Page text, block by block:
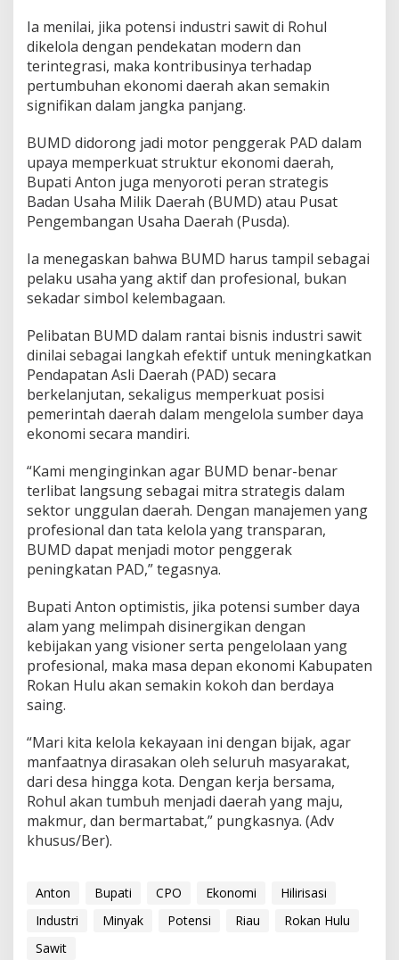
Ia menilai, jika potensi industri sawit di Rohul
dikelola dengan pendekatan modern dan
terintegrasi, maka kontribusinya terhadap
pertumbuhan ekonomi daerah akan semakin
signifikan dalam jangka panjang.
BUMD didorong jadi motor penggerak PAD dalam
upaya memperkuat struktur ekonomi daerah,
Bupati Anton juga menyoroti peran strategis
Badan Usaha Milik Daerah (BUMD) atau Pusat
Pengembangan Usaha Daerah (Pusda).
Ia menegaskan bahwa BUMD harus tampil sebagai
pelaku usaha yang aktif dan profesional, bukan
sekadar simbol kelembagaan.
Pelibatan BUMD dalam rantai bisnis industri sawit
dinilai sebagai langkah efektif untuk meningkatkan
Pendapatan Asli Daerah (PAD) secara
berkelanjutan, sekaligus memperkuat posisi
pemerintah daerah dalam mengelola sumber daya
ekonomi secara mandiri.
“Kami menginginkan agar BUMD benar-benar
terlibat langsung sebagai mitra strategis dalam
sektor unggulan daerah. Dengan manajemen yang
profesional dan tata kelola yang transparan,
BUMD dapat menjadi motor penggerak
peningkatan PAD,” tegasnya.
Bupati Anton optimistis, jika potensi sumber daya
alam yang melimpah disinergikan dengan
kebijakan yang visioner serta pengelolaan yang
profesional, maka masa depan ekonomi Kabupaten
Rokan Hulu akan semakin kokoh dan berdaya
saing.
“Mari kita kelola kekayaan ini dengan bijak, agar
manfaatnya dirasakan oleh seluruh masyarakat,
dari desa hingga kota. Dengan kerja bersama,
Rohul akan tumbuh menjadi daerah yang maju,
makmur, dan bermartabat,” pungkasnya. (Adv
khusus/Ber).
Anton Bupati CPO Ekonomi
Hilirisasi
Industri
Minyak Potensi Riau
Rokan Hulu
Sawit